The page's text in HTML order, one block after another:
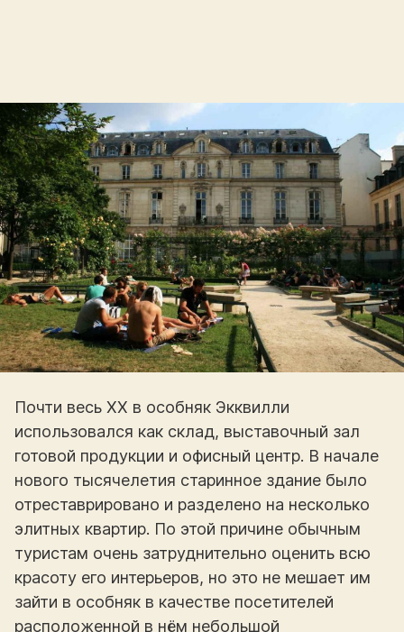
Почти весь XX в особняк Экквилли
использовался как склад, выставочный зал
готовой продукции и офисный центр. В начале
нового тысячелетия старинное здание было
отреставрировано и разделено на несколько
элитных квартир. По этой причине обычным
туристам очень затруднительно оценить всю
красоту его интерьеров, но это не мешает им
зайти в особняк в качестве посетителей
расположенной в нём небольшой